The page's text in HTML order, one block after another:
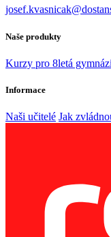
Naše produkty
Kurzy pro 8letá
Informace
Naši učitelé Jak